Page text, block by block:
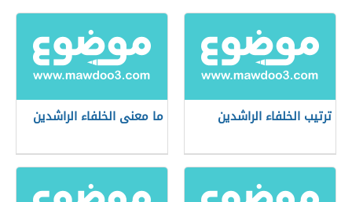
ترتيب الخلفاء الراشدين ما معنى الخلفاء الراشدين